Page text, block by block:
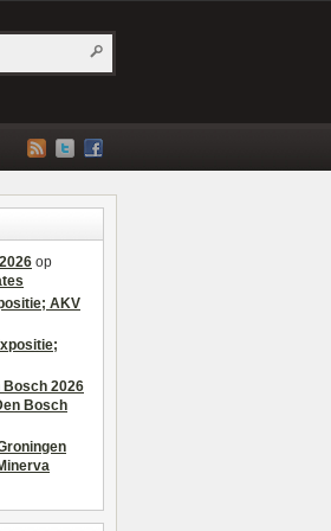
op
AKV
Bosch 2026
Bosch